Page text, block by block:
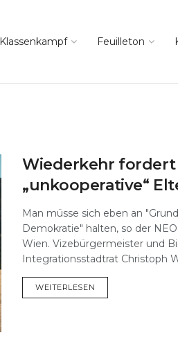
Klassenkampf Feuilleton
Wiederkehr
„unkooperative“
Man müsse sich eben an
Demokratie" halten, so der
Wien. Vizebürgermeister und
Integrationsstadtrat Christoph
WEITERLESEN